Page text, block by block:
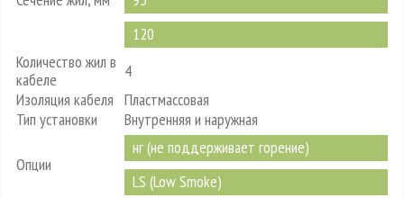
120
Количество жил в
кабеле
4
Изоляция кабеля Пластмассовая
Тип установки
Внутренняя и наружная
Опции
нг (не поддерживает горение)
LS (Low Smoke)